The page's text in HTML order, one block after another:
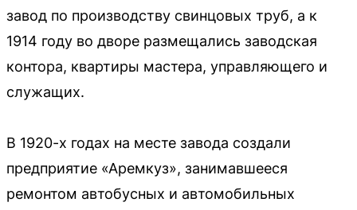
завод по производству свинцовых труб, а к
1914 году во дворе размещались заводская
контора, квартиры мастера, управляющего и
служащих.
В 1920-х годах на месте завода создали
предприятие «Аремкуз», занимавшееся
ремонтом автобусных и автомобильных